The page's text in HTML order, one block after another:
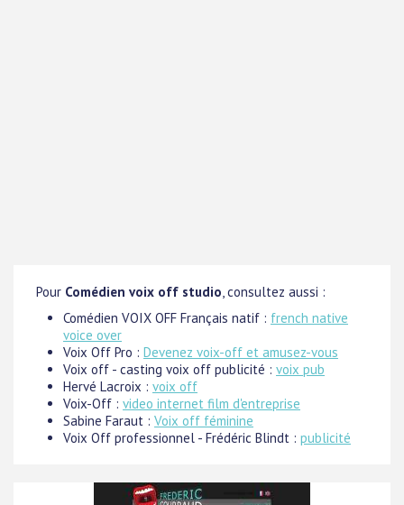
Pour Comédien voix off studio, consultez aussi :
Comédien VOIX OFF Français natif : french native
voice over
Voix Off Pro : Devenez voix-off et amusez-vous
Voix off - casting voix off publicité : voix pub
Hervé Lacroix : voix off
Voix-Off : video internet film d'entreprise
Sabine Faraut : Voix off féminine
Voix Off professionnel - Frédéric Blindt : publicité